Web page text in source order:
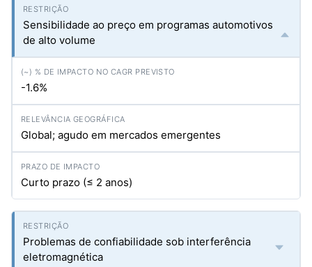
Sensibilidade ao preço em programas automotivos
de alto volume
-1.6%
Global; agudo em mercados emergentes
Curto prazo (≤ 2 anos)
Problemas de confiabilidade sob interferência
eletromagnética